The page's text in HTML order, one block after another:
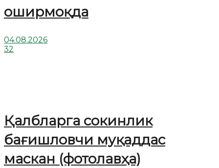
оширмоқда
04.08.2026
32
Қалбларга сокинлик
бағишловчи муқаддас
маскан (фотолавҳа)